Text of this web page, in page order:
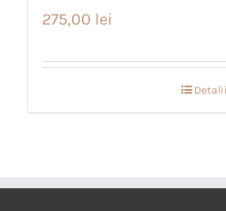
275,00 lei
Detalii